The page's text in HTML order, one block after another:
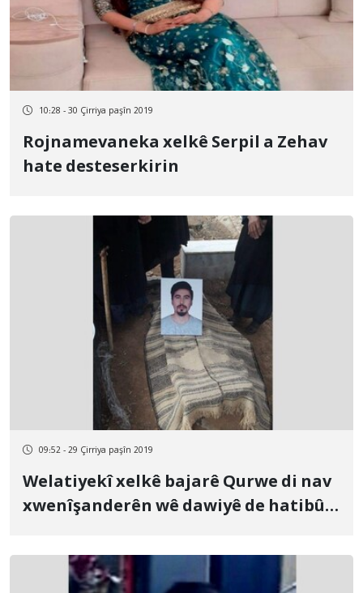
10:28 - 30 Çirriya paşîn 2019
Rojnamevaneka xelkê Serpil a Zehav
hate desteserkirin
09:52 - 29 Çirriya paşîn 2019
Welatiyekî xelkê bajarê Qurwe di nav
xwenîşanderên wê dawiyê de hatibû